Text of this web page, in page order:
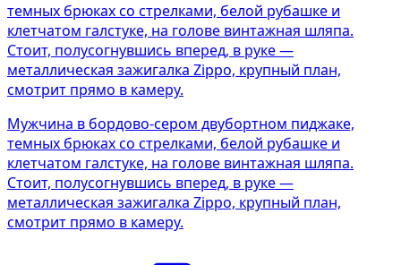
Мужчина в бордово-сером двубортном пиджаке,
темных брюках со стрелками, белой рубашке и
клетчатом галстуке, на голове винтажная шляпа.
Стоит, полусогнувшись вперед, в руке —
металлическая зажигалка Zippo, крупный план,
смотрит прямо в камеру.